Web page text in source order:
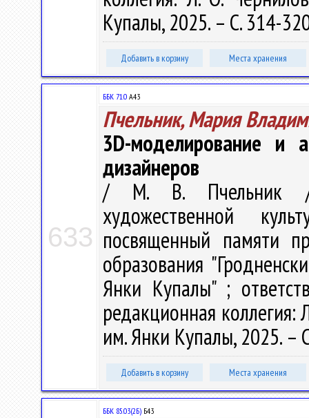
Купалы, 2025. – С. 314-
Добавить в корзину Места хранения
633
ББК 71.0 А43
Пчельник, Мария
3D-моделирование и
дизайнеров
/ М. В. Пчельник //
художественной
посвященный памяти
образования
Янки Купалы" ;
редакционная коллегия:
им. Янки Купалы, 2025. –
Добавить в корзину Места хранения
ББК 85.03(2Б) Б43